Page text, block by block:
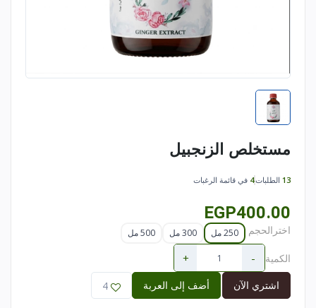
مستخلص الزنجبيل
13 الطلبات4 في قائمة الرغبات
EGP400.00
اخترالحجم 250 مل 300 مل 500 مل
الكمية -
+
اشتري الآن أضف إلى العربة 4